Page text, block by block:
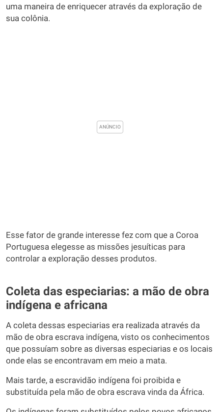
uma maneira de enriquecer através da exploração de
sua colônia.
Esse fator de grande interesse fez com que a Coroa
Portuguesa elegesse as missões jesuíticas para
controlar a exploração desses produtos.
Coleta das especiarias: a mão de obra
indígena e africana
A coleta dessas especiarias era realizada através da
mão de obra escrava indígena, visto os conhecimentos
que possuíam sobre as diversas especiarias e os locais
onde elas se encontravam em meio a mata.
Mais tarde, a escravidão indígena foi proibida e
substituída pela mão de obra escrava vinda da África.